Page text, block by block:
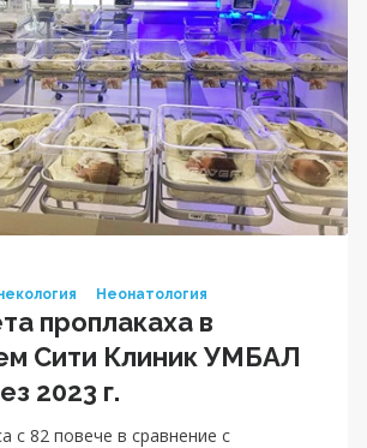
Неонатология
проплакаха в
Сити Клиник УМБАЛ
2023 г.
с 82 повече в сравнение с